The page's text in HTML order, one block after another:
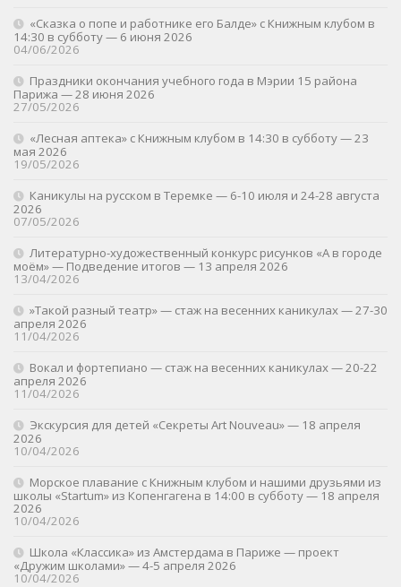
«Сказка о попе и работнике его Балде» с Книжным клубом в
14:30 в субботу — 6 июня 2026
04/06/2026
Праздники окончания учебного года в Мэрии 15 района
Парижа — 28 июня 2026
27/05/2026
«Лесная аптека» с Книжным клубом в 14:30 в субботу — 23
мая 2026
19/05/2026
Каникулы на русском в Теремке — 6-10 июля и 24-28 августа
2026
07/05/2026
Литературно-художественный конкурс рисунков «А в городе
моём» — Подведение итогов — 13 апреля 2026
13/04/2026
»Такой разный театр» — стаж на весенних каникулах — 27-30
апреля 2026
11/04/2026
Вокал и фортепиано — стаж на весенних каникулах — 20-22
апреля 2026
11/04/2026
Экскурсия для детей «Секреты Art Nouveau» — 18 апреля
2026
10/04/2026
Морское плавание с Книжным клубом и нашими друзьями из
школы «Startum» из Копенгагена в 14:00 в субботу — 18 апреля
2026
10/04/2026
Школа «Классика» из Амстердама в Париже — проект
«Дружим школами» — 4-5 апреля 2026
10/04/2026